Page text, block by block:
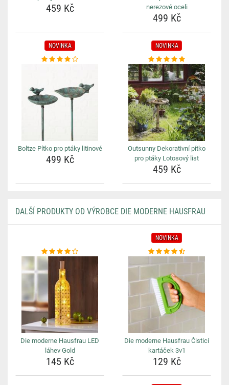
459 Kč
nerezové oceli
499 Kč
NOVINKA
Boltze Pítko pro ptáky litinové
499 Kč
NOVINKA
Outsunny Dekorativní pítko
pro ptáky Lotosový list
459 Kč
DALŠÍ PRODUKTY OD VÝROBCE DIE MODERNE HAUSFRAU
Die moderne Hausfrau LED
láhev Gold
145 Kč
NOVINKA
Die moderne Hausfrau Čisticí
kartáček 3v1
129 Kč